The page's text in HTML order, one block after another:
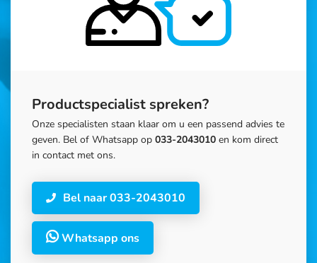
Productspecialist spreken?
Onze specialisten staan klaar om u een passend advies te
geven. Bel of Whatsapp op 033-2043010 en kom direct
in contact met ons.
Bel naar 033-2043010
Whatsapp ons